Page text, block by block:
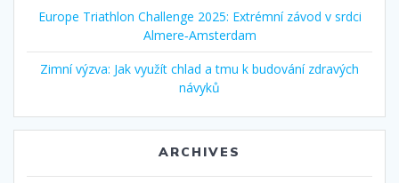
Europe Triathlon Challenge 2025: Extrémní závod v srdci
Almere‑Amsterdam
Zimní výzva: Jak využít chlad a tmu k budování zdravých
návyků
ARCHIVES